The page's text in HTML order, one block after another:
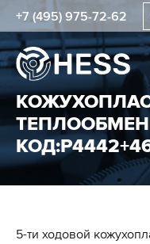
+7 (495) 975-72-62
5-ти ходовой